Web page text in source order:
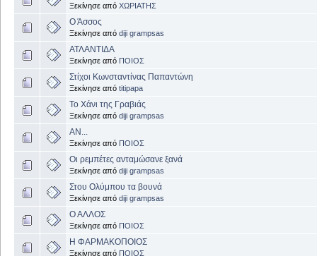
Ξεκίνησε από ΧΩΡΙΑΤΗΣ
Ο Άσσος
Ξεκίνησε από diji grampsas
ΑΤΛΑΝΤΙΔΑ
Ξεκίνησε από ΠΟΙΟΣ
Στίχοι Κωνσταντίνας Παπαντώνη
Ξεκίνησε από titipapa
Το Χάνι της Γραβιάς
Ξεκίνησε από diji grampsas
ΑΝ...
Ξεκίνησε από ΠΟΙΟΣ
Οι ρεμπέτες ανταμώσανε ξανά
Ξεκίνησε από diji grampsas
Στου Ολύμπου τα βουνά
Ξεκίνησε από diji grampsas
Ο ΑΛΛΟΣ
Ξεκίνησε από ΠΟΙΟΣ
Η ΦΑΡΜΑΚΟΠΟΙΟΣ
Ξεκίνησε από ΠΟΙΟΣ